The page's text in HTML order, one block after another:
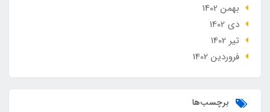
بهمن 1402
دی 1402
تير 1402
فروردین 1402
برچسب‌ها